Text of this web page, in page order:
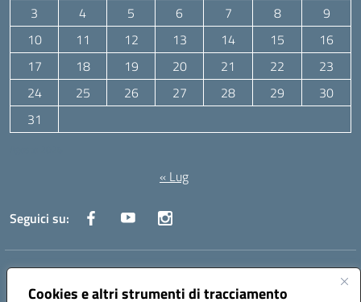
Cookies e altri strumenti di tracciamento
3
4 5 6 7 8
9
10
11 12 13 14 15
16
17
18 19 20 21 22
23
24
25 26 27 28 29
30
31
« Lug
Seguici su:
Indirizzo:Via Canale 1, Ancona
Centralino:071 204723 Email:anpc010006@istruzione.it